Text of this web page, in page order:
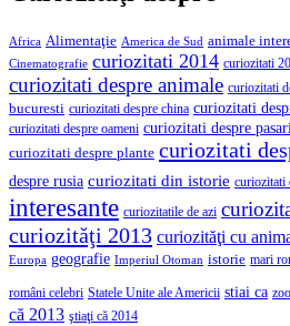
Africa Alimentaţie America de Sud animale
Cinematografie curiozitati 2014 curiozitati
curiozitati despre animale curiozitati
bucuresti curiozitati despre china curiozitati
curiozitati despre oameni curiozitati despre pasari
curiozitati despre plante curiozitati
despre rusia curiozitati din istorie curiozitati
interesante curiozitatile de azi
curiozităţi 2013 curiozităţi cu
Europa geografie Imperiul Otoman istorie mari
români celebri Statele Unite ale Americii stiai ca zoo
că 2013 ştiaţi că 2014